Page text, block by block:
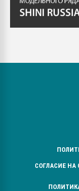
СОГЛАСИЕ